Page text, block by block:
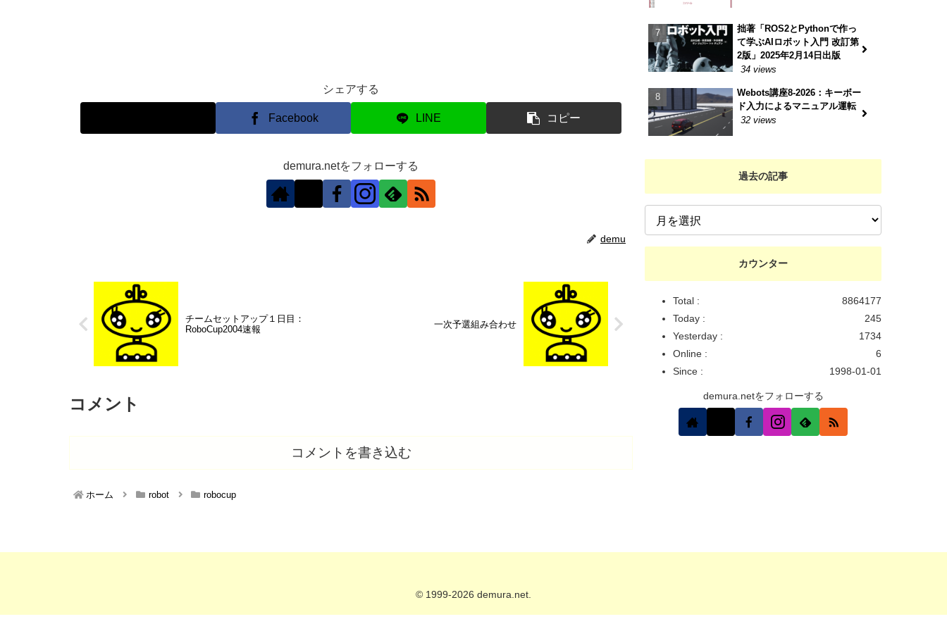
シェアする
Facebook LINE コピー
demura.netをフォローする
demu
チームセットアップ１日目：
RoboCup2004速報
一次予選組み合わせ
コメント
コメントを書き込む
ホーム robot robocup
拙著「ROS2とPythonで作っ
て学ぶAIロボット入門 改訂第
2版」2025年2月14日出版
34 views
Webots講座8-2026：キーボー
ド入力によるマニュアル運転
32 views
過去の記事
カウンター
8864177
Total :
245
Today :
1734
Yesterday :
6
Online :
1998-01-01
Since :
demura.netをフォローする
© 1999-2026 demura.net.